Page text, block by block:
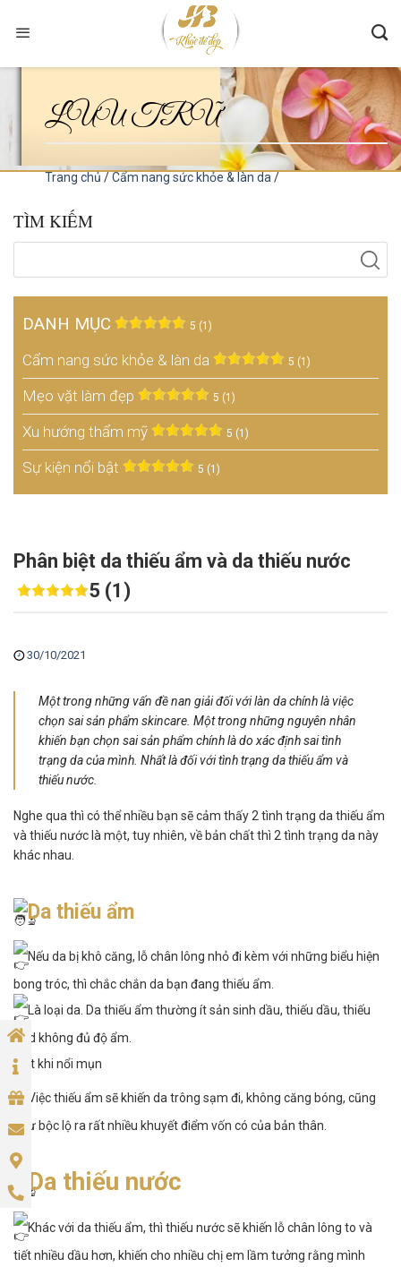
LƯU TRỮ
Trang chủ/Cẩm nang sức khỏe & làn da/
TÌM KIẾM
DANH MỤC 5 (1)
Cẩm nang sức khỏe & làn da 5 (1)
Mẹo vặt làm đẹp 5 (1)
Xu hướng thẩm mỹ 5 (1)
Sự kiện nổi bật 5 (1)
Phân biệt da thiếu ẩm và da thiếu nước
5 (1)
30/10/2021
Một trong những vấn đề nan giải đối với làn da chính là việc
chọn sai sản phẩm skincare. Một trong những nguyên nhân
khiến bạn chọn sai sản phẩm chính là do xác định sai tình
trạng da của mình. Nhất là đối với tình trạng da thiếu ẩm và
thiếu nước.
Nghe qua thì có thể nhiều bạn sẽ cảm thấy 2 tình trạng da thiếu ẩm
và thiếu nước là một, tuy nhiên, về bản chất thì 2 tình trạng da này
khác nhau.
Da thiếu ẩm
Nếu da bị khô căng, lỗ chân lông nhỏ đi kèm với những biểu hiện
bong tróc, thì chắc chắn da bạn đang thiếu ẩm.
Là loại da. Da thiếu ẩm thường ít sản sinh dầu, thiếu dầu, thiếu
lipid không đủ độ ẩm.
Ít khi nổi mụn
Việc thiếu ẩm sẽ khiến da trông sạm đi, không căng bóng, cũng
như bộc lộ ra rất nhiều khuyết điểm vốn có của bản thân.
Da thiếu nước
Khác với da thiếu ẩm, thì thiếu nước sẽ khiến lỗ chân lông to và
tiết nhiều dầu hơn, khiến cho nhiều chị em lầm tưởng rằng mình